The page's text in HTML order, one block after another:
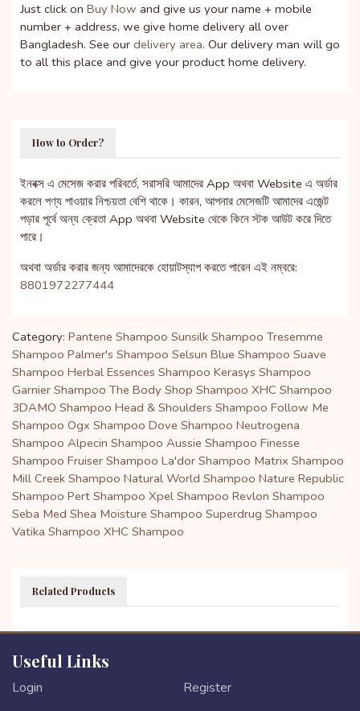
Just click on Buy Now and give us your name + mobile
number + address, we give home delivery all over
Bangladesh. See our delivery area. Our delivery man will go
to all this place and give your product home delivery.
How to Order?
ইনবক্স এ মেসেজ করার পরিবর্তে, সরাসরি আমাদের App অথবা Website এ অর্ডার
করলে পণ্য পাওয়ার নিশ্চয়তা বেশি থাকে। কারন, আপনার মেসেজটি আমাদের এজেন্ট
পড়ার পূর্বে অন্য ক্রেতা App অথবা Website থেকে কিনে স্টক আউট করে দিতে
পারে।
অথবা অর্ডার করার জন্য আমাদেরকে হোয়াটস্যাপ করতে পারেন এই নম্বরে:
8801972277444
Category: Pantene Shampoo Sunsilk Shampoo Tresemme
Shampoo Palmer's Shampoo Selsun Blue Shampoo Suave
Shampoo Herbal Essences Shampoo Kerasys Shampoo
Garnier Shampoo The Body Shop Shampoo XHC Shampoo
3DAMO Shampoo Head & Shoulders Shampoo Follow Me
Shampoo Ogx Shampoo Dove Shampoo Neutrogena
Shampoo Alpecin Shampoo Aussie Shampoo Finesse
Shampoo Fruiser Shampoo La'dor Shampoo Matrix Shampoo
Mill Creek Shampoo Natural World Shampoo Nature Republic
Shampoo Pert Shampoo Xpel Shampoo Revlon Shampoo
Seba Med Shea Moisture Shampoo Superdrug Shampoo
Vatika Shampoo XHC Shampoo
Related Products
Useful Links
Login Register